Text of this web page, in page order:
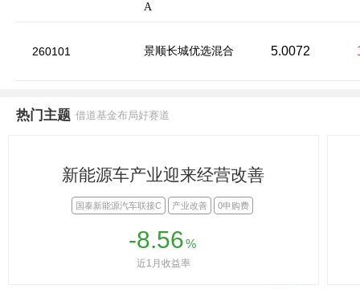
A
260101 景顺长城优选混合 5.0072
热门主题 借道基金布局好赛道
新能源车产业迎来经营改善
国泰新能源汽车联接C 产业改善 0申购费
-8.56%
近1月收益率